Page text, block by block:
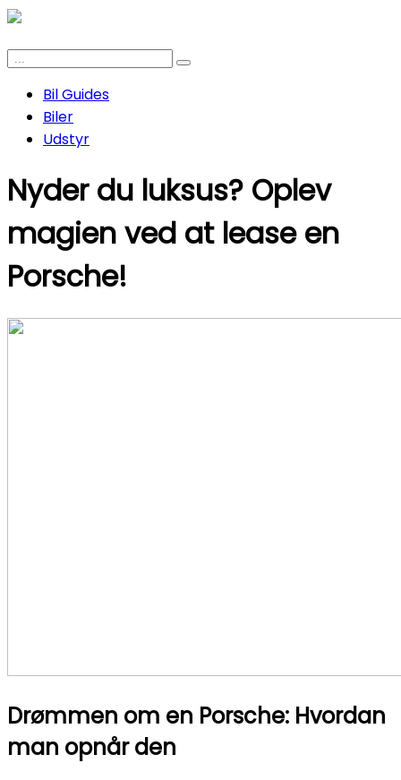
Bil Guides
Biler
Udstyr
Nyder du luksus? Oplev
magien ved at lease en
Porsche!
Drømmen om en Porsche: Hvordan
man opnår den